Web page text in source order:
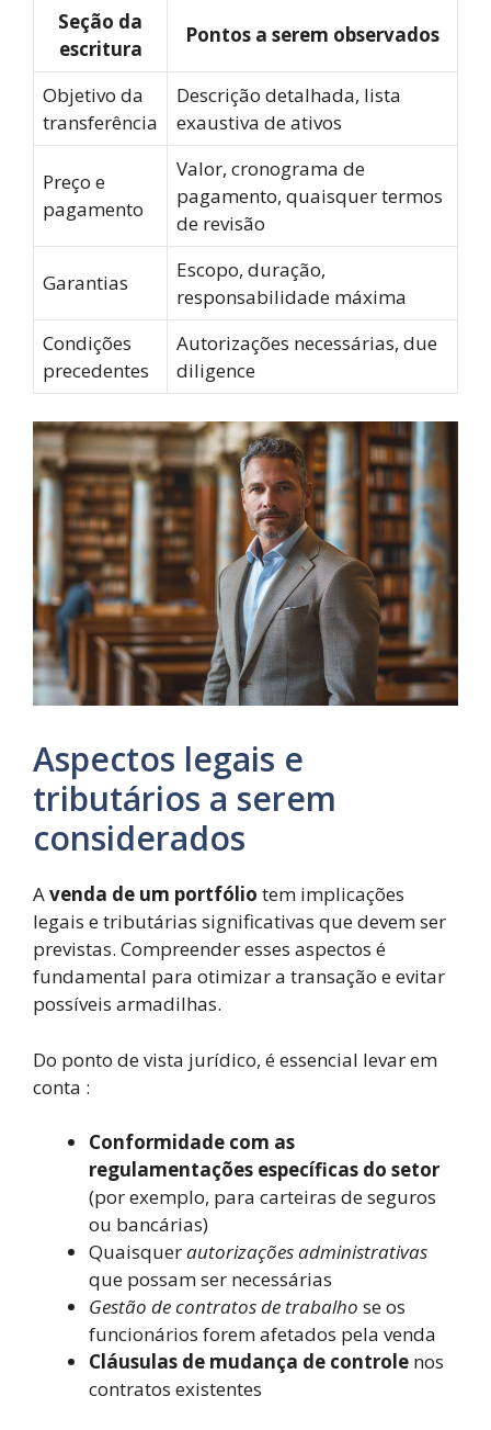
Seção da
escritura
Pontos a serem observados
Objetivo da
transferência
Descrição detalhada, lista
exaustiva de ativos
Preço e
pagamento
Valor, cronograma de
pagamento, quaisquer termos
de revisão
Garantias
Escopo, duração,
responsabilidade máxima
Condições
precedentes
Autorizações necessárias, due
diligence
Aspectos legais e
tributários a serem
considerados
Avenda de um portfólio tem implicações
legais e tributárias significativas que devem ser
previstas. Compreender esses aspectos é
fundamental para otimizar a transação e evitar
possíveis armadilhas.
Do ponto de vista jurídico, é essencial levar em
conta :
Conformidade com as
regulamentações específicas do setor
(por exemplo, para carteiras de seguros
ou bancárias)
Quaisquerautorizações administrativas
que possam ser necessárias
Gestão de contratos de trabalho se os
funcionários forem afetados pela venda
Cláusulas de mudança de controle nos
contratos existentes